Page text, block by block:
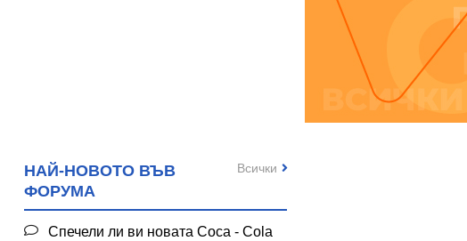
НАЙ-НОВОТО ВЪВ
ФОРУМА
Спечели ли ви новата Coca - Cola
Всички